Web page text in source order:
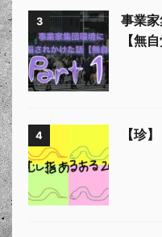
3
事業
【無
4 【珍